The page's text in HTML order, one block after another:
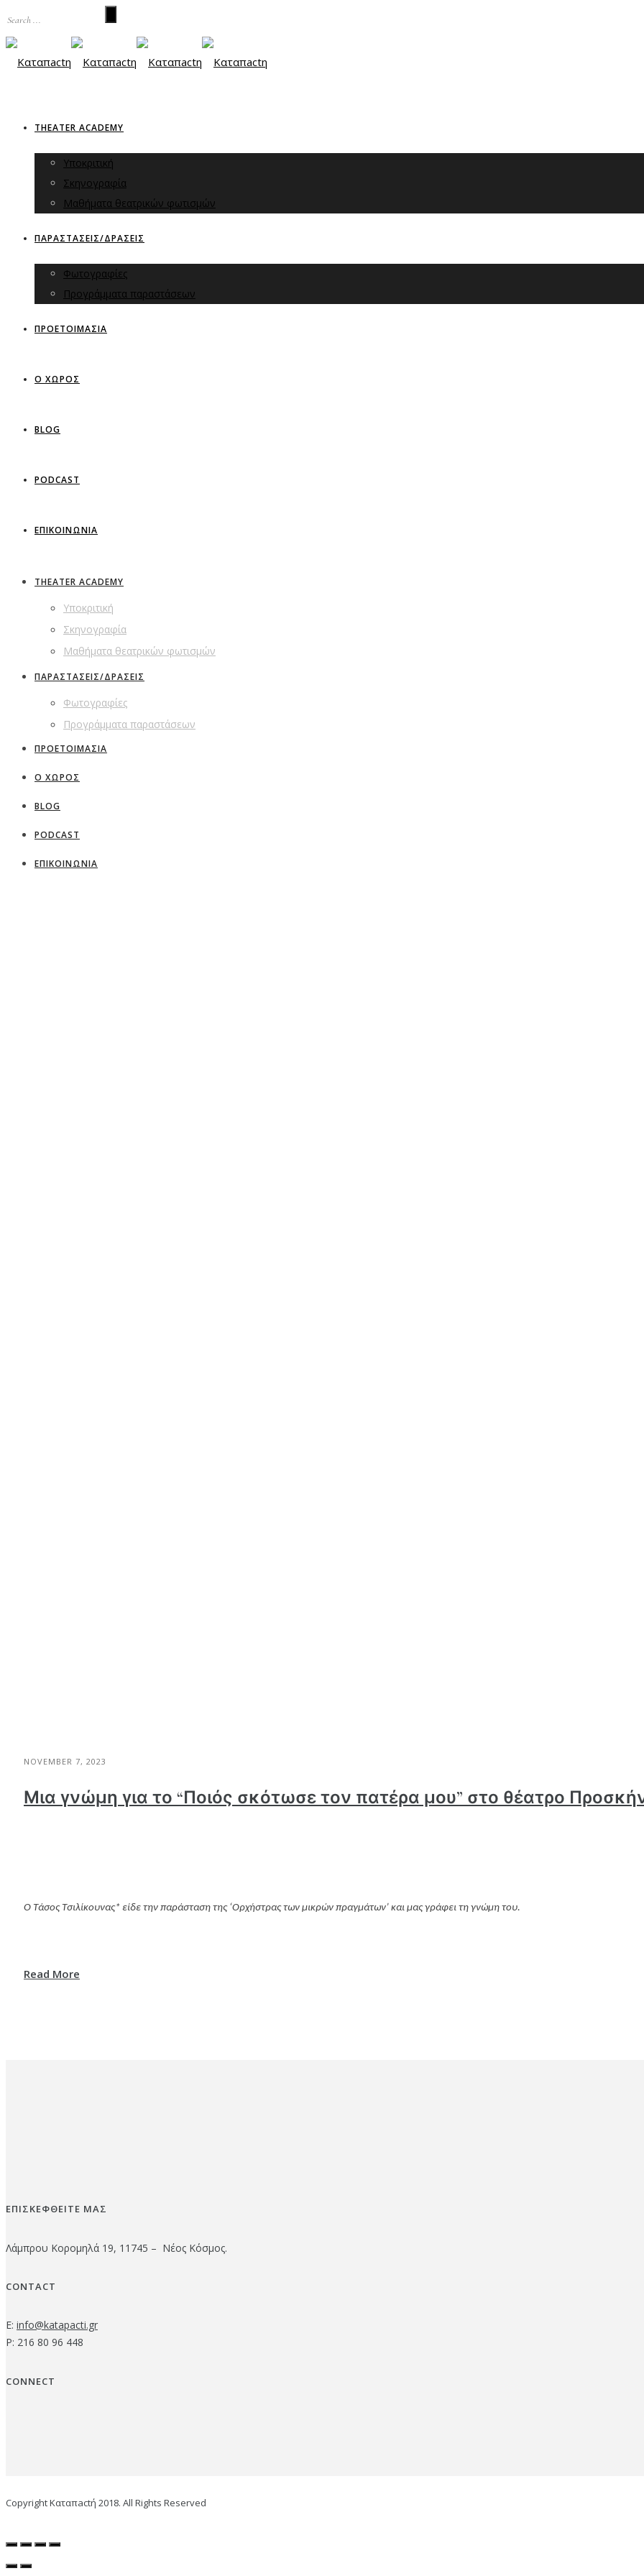
THEATER ACADEMY
Υποκριτική
Σκηνογραφία
Μαθήματα θεατρικών φωτισμών
ΠΑΡΑΣΤΑΣΕΙΣ/ΔΡΑΣΕΙΣ
Φωτογραφίες
Προγράμματα παραστάσεων
ΠΡΟΕΤΟΙΜΑΣΙΑ
Ο ΧΩΡΟΣ
BLOG
PODCAST
ΕΠΙΚΟΙΝΩΝΙΑ
THEATER ACADEMY
Υποκριτική
Σκηνογραφία
Μαθήματα θεατρικών φωτισμών
ΠΑΡΑΣΤΑΣΕΙΣ/ΔΡΑΣΕΙΣ
Φωτογραφίες
Προγράμματα παραστάσεων
ΠΡΟΕΤΟΙΜΑΣΙΑ
Ο ΧΩΡΟΣ
BLOG
PODCAST
ΕΠΙΚΟΙΝΩΝΙΑ
NOVEMBER 7, 2023
Μια γνώμη για το “Ποιός σκότωσε τον πατέρα μου” στο θέατρο
Ο Τάσος Τσιλίκουνας* είδε την παράσταση της ‘Ορχήστρας των μικρών πραγμάτων’ και μας γράφει τη γνώμη του.
Read More
ΕΠΙΣΚΕΦΘΕΙΤΕ ΜΑΣ
Λάμπρου Κορομηλά 19, 11745 – Νέος Κόσμος.
CONTACT
E: info@katapacti.gr
P: 216 80 96 448
CONNECT
Copyright Καταπactή 2018. All Rights Reserved